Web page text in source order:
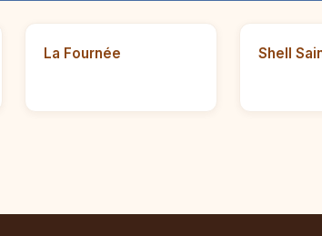
La Fournée Shell